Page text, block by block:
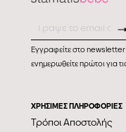
Εγγραφείτε στο newsletter
ενημερωθείτε πρώτοι για
ΧΡΗΣΙΜΕΣ ΠΛΗΡΟΦΟΡΙΕΣ
Τρόποι Αποστολής